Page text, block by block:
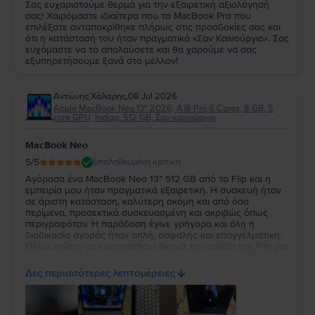
Σας ευχαριστούμε θερμά για την εξαιρετική αξιολόγησή
σας! Χαιρόμαστε ιδιαίτερα που το MacBook Pro που
επιλέξατε ανταποκρίθηκε πλήρως στις προσδοκίες σας και
ότι η κατάστασή του ήταν πραγματικά «Σαν Καινούργιο». Σας
ευχόμαστε να το απολαύσετε και θα χαρούμε να σας
εξυπηρετήσουμε ξανά στο μέλλον!
Αντώνης Χάλαρης,08 Jul 2026
Apple MacBook Neo 13″ 2026, A18 Pro 6 Cores, 8 GB, 5
core GPU, Indigo, 512 GB, Σαν καινούργιο
MacBook Neo
5/5 Επαληθευμένη κριτική
Αγόρασα ένα MacBook Neo 13” 512 GB από το Flip και η
εμπειρία μου ήταν πραγματικά εξαιρετική. Η συσκευή ήταν
σε άριστη κατάσταση, καλύτερη ακόμη και από όσο
περίμενα, προσεκτικά συσκευασμένη και ακριβώς όπως
περιγραφόταν. Η παράδοση έγινε γρήγορα και όλη η
διαδικασία αγοράς ήταν απλή, ασφαλής και επαγγελματική.
έδειξε. Είναι πολύ σημαντικό να νιώθεις ότι μια εταιρεία
στέκεται δίπλα στον πελάτη της και το Flip το απέδειξε στην
πράξη. Έμεινα τόσο ικανοποιημένος, ώστε περιμένω με
ανυπομονησία να βρεθεί ξανά το ίδιο MacBook Neo 13” 512
Δες περισσότερες λεπτομέρειες